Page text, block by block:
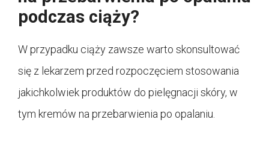
podczas ciąży?
W przypadku ciąży zawsze warto skonsultować
się z lekarzem przed rozpoczęciem stosowania
jakichkolwiek produktów do pielęgnacji skóry, w
tym kremów na przebarwienia po opalaniu.